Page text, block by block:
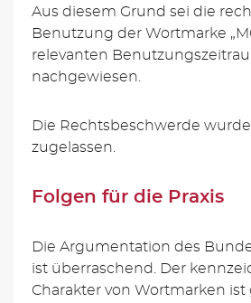
Aus diesem Grund sei die
Benutzung der Wortmarke
relevanten
nachgewiesen.
Die Rechtsbeschwerde
zugelassen.
Folgen für die Praxis
Die Argumentation des
ist überraschend. Der
Charakter von Wortmarken